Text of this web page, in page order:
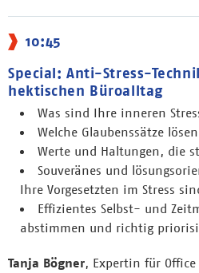
10:45
Special: Anti-Stress-
hektischen Büroalltag
Was sind Ihre inneren
Welche Glaubenssätze
Werte und Haltungen, die
Souveränes und
Ihre Vorgesetzten im Stress
Effizientes Selbst- und
abstimmen und richtig
Tanja Bögner, Expertin für